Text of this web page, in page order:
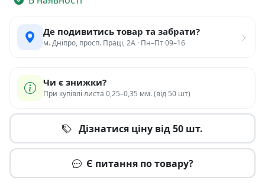
Де подивитись товар та забрати?
м. Дніпро, просп. Праці, 2А · Пн–Пт 09–16
Чи є знижки?
При купівлі листа 0,25–0,35 мм. (від 50 шт)
Дізнатися ціну від 50 шт.
Є питання по товару?